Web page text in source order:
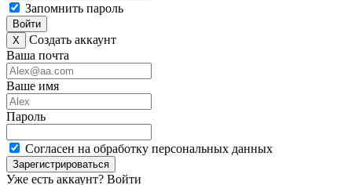
Запомнить пароль
Войти
X
Создать аккаунт
Ваша почта
Ваше имя
Пароль
Согласен на обработку персональных данных
Зарегистрироваться
Уже есть аккаунт? Войти